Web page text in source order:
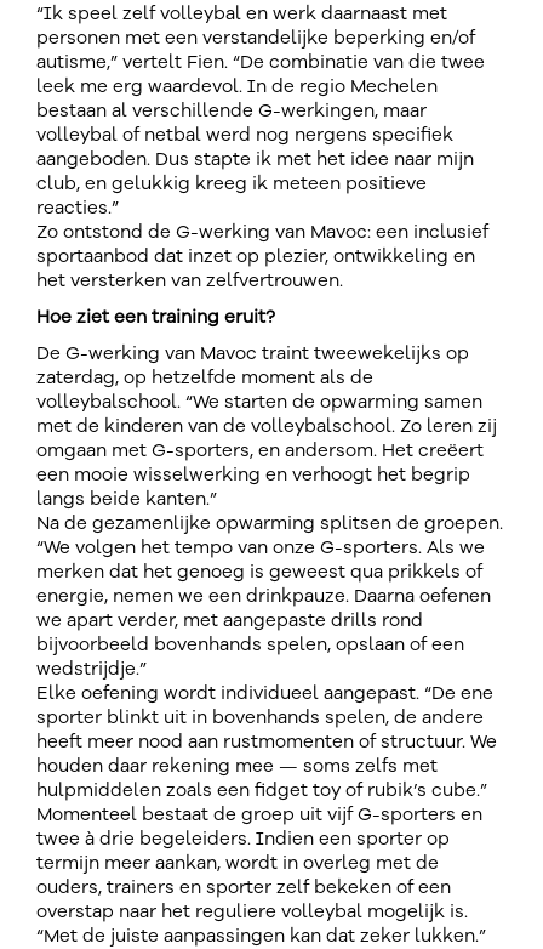
“Ik speel zelf volleybal en werk daarnaast met
personen met een verstandelijke beperking en/of
autisme,” vertelt Fien. “De combinatie van die twee
leek me erg waardevol. In de regio Mechelen
bestaan al verschillende G-werkingen, maar
volleybal of netbal werd nog nergens specifiek
aangeboden. Dus stapte ik met het idee naar mijn
club, en gelukkig kreeg ik meteen positieve
reacties.”
Zo ontstond de G-werking van Mavoc: een inclusief
sportaanbod dat inzet op plezier, ontwikkeling en
het versterken van zelfvertrouwen.
Hoe ziet een training eruit?
De G-werking van Mavoc traint tweewekelijks op
zaterdag, op hetzelfde moment als de
volleybalschool. “We starten de opwarming samen
met de kinderen van de volleybalschool. Zo leren zij
omgaan met G-sporters, en andersom. Het creëert
een mooie wisselwerking en verhoogt het begrip
langs beide kanten.”
Na de gezamenlijke opwarming splitsen de groepen.
“We volgen het tempo van onze G-sporters. Als we
merken dat het genoeg is geweest qua prikkels of
energie, nemen we een drinkpauze. Daarna oefenen
we apart verder, met aangepaste drills rond
bijvoorbeeld bovenhands spelen, opslaan of een
wedstrijdje.”
Elke oefening wordt individueel aangepast. “De ene
sporter blinkt uit in bovenhands spelen, de andere
heeft meer nood aan rustmomenten of structuur. We
houden daar rekening mee — soms zelfs met
hulpmiddelen zoals een fidget toy of rubik’s cube.”
Momenteel bestaat de groep uit vijf G-sporters en
twee à drie begeleiders. Indien een sporter op
termijn meer aankan, wordt in overleg met de
ouders, trainers en sporter zelf bekeken of een
overstap naar het reguliere volleybal mogelijk is.
“Met de juiste aanpassingen kan dat zeker lukken.”